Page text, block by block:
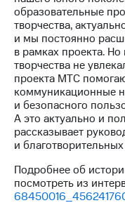
образовательные
творчества,
и мы постоянно
в рамках проекта.
творчества не
проекта МТС
коммуникационные
и безопасного
А это актуально и
рассказывает
и
Подробнее об
посмотреть из